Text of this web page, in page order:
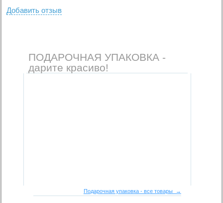
Добавить отзыв
ПОДАРОЧНАЯ УПАКОВКА -
дарите красиво!
Подарочная упаковка - все товары →